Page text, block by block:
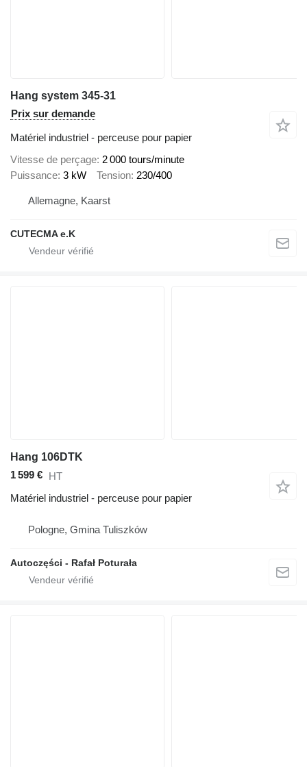
Hang system 345-31
Prix sur demande
Matériel industriel - perceuse pour papier
Vitesse de perçage 2 000 tours/minute
Puissance 3 kW Tension 230/400
Allemagne, Kaarst
CUTECMA e.K
Hang 106DTK
1 599 € HT
Matériel industriel - perceuse pour papier
Pologne, Gmina Tuliszków
Autoczęści - Rafał Poturała